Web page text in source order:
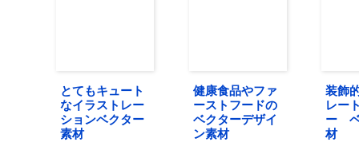
とてもキュート
なイラストレー
ションベクター
素材
健康食品やファ
ーストフードの
ベクターデザイ
ン素材
装飾
レー
ー
材